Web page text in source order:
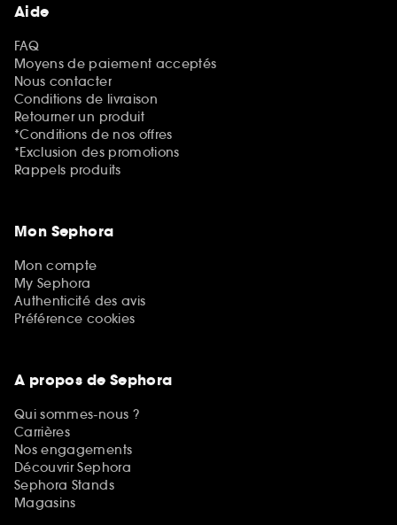
Aide
FAQ
Moyens de paiement acceptés
Nous contacter
Conditions de livraison
Retourner un produit
*Conditions de nos offres
*Exclusion des promotions
Rappels produits
Mon Sephora
Mon compte
My Sephora
Authenticité des avis
Préférence cookies
A propos de Sephora
Qui sommes-nous ?
Carrières
Nos engagements
Découvrir Sephora
Sephora Stands
Magasins